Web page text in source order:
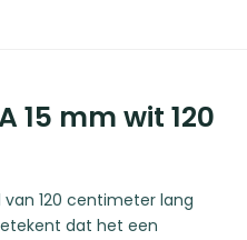
15 mm wit 120
120 centimeter lang
dat het een